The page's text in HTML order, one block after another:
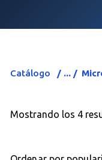
Catálogo
Mostrando los 4